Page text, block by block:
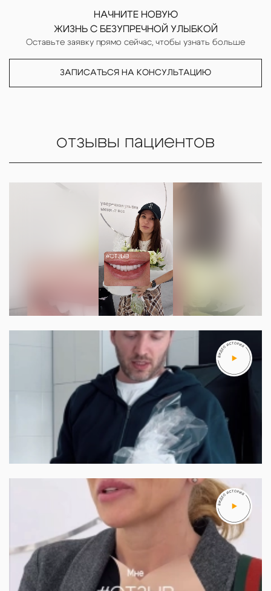
НАЧНИТЕ НОВУЮ
ЖИЗНЬ С БЕЗУПРЕЧНОЙ УЛЫБКОЙ
Оставьте заявку прямо сейчас, чтобы узнать больше
ЗАПИСАТЬСЯ НА КОНСУЛЬТАЦИЮ
отзывы пациентов
Артем